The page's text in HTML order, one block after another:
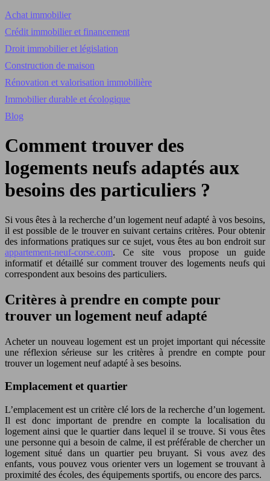
Achat immobilier
Crédit immobilier et financement
Droit immobilier et législation
Construction de maison
Rénovation et valorisation immobilière
Immobilier durable et écologique
Blog
Comment trouver des
logements neufs adaptés aux
besoins des particuliers ?
Si vous êtes à la recherche d’un logement neuf adapté à vos besoins,
il est possible de le trouver en suivant certains critères. Pour obtenir
des informations pratiques sur ce sujet, vous êtes au bon endroit sur
appartement-neuf-corse.com. Ce site vous propose un guide
informatif et détaillé sur comment trouver des logements neufs qui
correspondent aux besoins des particuliers.
Critères à prendre en compte pour
trouver un logement neuf adapté
Acheter un nouveau logement est un projet important qui nécessite
une réflexion sérieuse sur les critères à prendre en compte pour
trouver un logement neuf adapté à ses besoins.
Emplacement et quartier
L’emplacement est un critère clé lors de la recherche d’un logement.
Il est donc important de prendre en compte la localisation du
logement ainsi que le quartier dans lequel il se trouve. Si vous êtes
une personne qui a besoin de calme, il est préférable de chercher un
logement situé dans un quartier peu bruyant. Si vous avez des
enfants, vous pouvez vous orienter vers un logement se trouvant à
proximité des écoles, des équipements sportifs, ou encore des parcs.